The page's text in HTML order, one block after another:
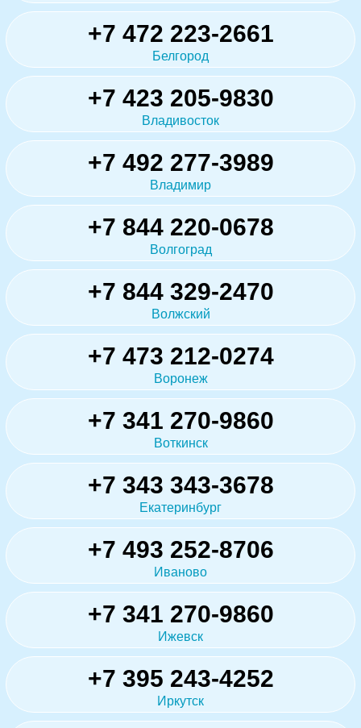
+7 472 223-2661
Белгород
+7 423 205-9830
Владивосток
+7 492 277-3989
Владимир
+7 844 220-0678
Волгоград
+7 844 329-2470
Волжский
+7 473 212-0274
Воронеж
+7 341 270-9860
Воткинск
+7 343 343-3678
Екатеринбург
+7 493 252-8706
Иваново
+7 341 270-9860
Ижевск
+7 395 243-4252
Иркутск